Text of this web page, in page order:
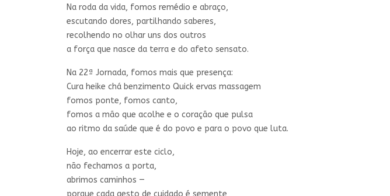
Na roda da vida, fomos remédio e abraço,
escutando dores, partilhando saberes,
recolhendo no olhar uns dos outros
a força que nasce da terra e do afeto sensato.
Na 22ª Jornada, fomos mais que presença:
Cura heike chá benzimento Quick ervas massagem
fomos ponte, fomos canto,
fomos a mão que acolhe e o coração que pulsa
ao ritmo da saúde que é do povo e para o povo que luta.
Hoje, ao encerrar este ciclo,
não fechamos a porta,
abrimos caminhos —
porque cada gesto de cuidado é semente